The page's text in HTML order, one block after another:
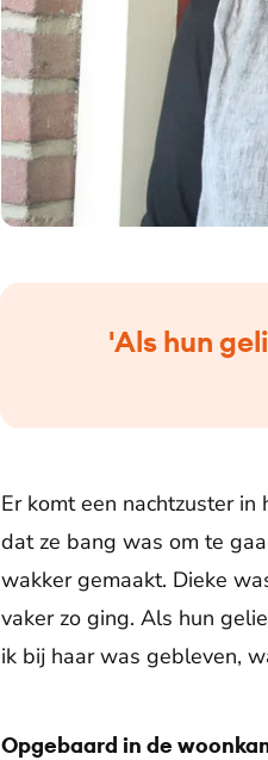
'Als hun
Er komt een nachtzuster
dat ze bang was om te
wakker gemaakt. Dieke
vaker zo ging. Als hun
ik bij haar was gebleven,
Opgebaard in de